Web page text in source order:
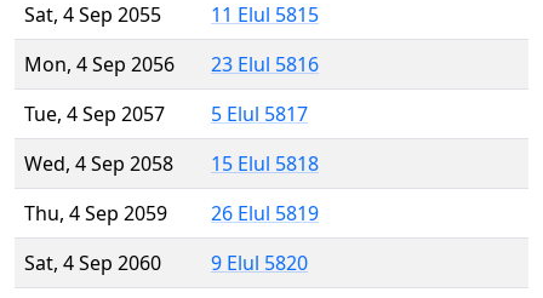
Sat, 4 Sep 2055
11 Elul 5815
Mon, 4 Sep 2056
23 Elul 5816
Tue, 4 Sep 2057
5 Elul 5817
Wed, 4 Sep 2058
15 Elul 5818
Thu, 4 Sep 2059
26 Elul 5819
Sat, 4 Sep 2060
9 Elul 5820